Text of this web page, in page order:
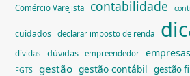
Comércio Varejista
contabilidade
cuidados declarar imposto de renda
dívidas dúvidas empreendedor empresas
FGTS gestão gestão contábil gestão